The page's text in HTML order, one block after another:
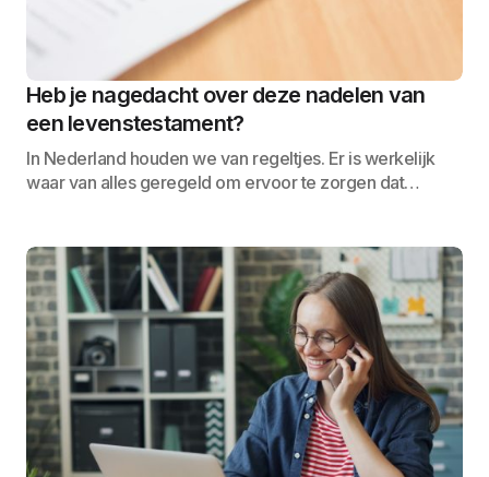
Heb je nagedacht over deze nadelen van
een levenstestament?
In Nederland houden we van regeltjes. Er is werkelijk
waar van alles geregeld om ervoor te zorgen dat…